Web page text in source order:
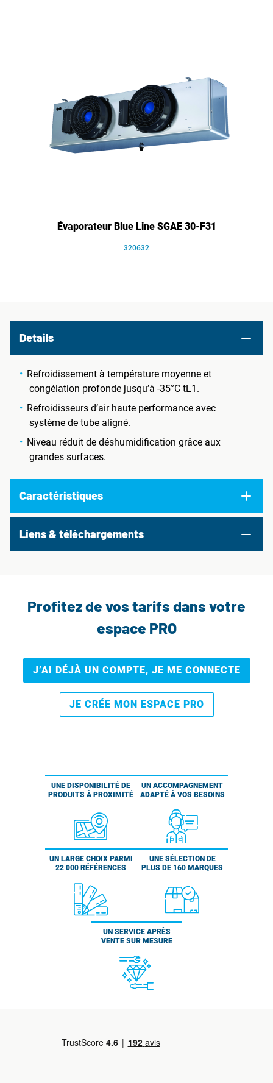
Évaporateur Blue Line SGAE 30-F31
320632
Details
Refroidissement à température moyenne et
congélation profonde jusqu’à -35°C tL1.
Refroidisseurs d’air haute performance avec
système de tube aligné.
Niveau réduit de déshumidification grâce aux
grandes surfaces.
Caractéristiques
Liens & téléchargements
Profitez de vos tarifs dans votre
espace PRO
J’AI DÉJÀ UN COMPTE, JE ME CONNECTE
JE CRÉE MON ESPACE PRO
UNE DISPONIBILITÉ DE
PRODUITS À PROXIMITÉ
UN ACCOMPAGNEMENT
ADAPTÉ À VOS BESOINS
UN LARGE CHOIX PARMI
22 000 RÉFÉRENCES
UNE SÉLECTION DE
PLUS DE 160 MARQUES
UN SERVICE APRÈS
VENTE SUR MESURE